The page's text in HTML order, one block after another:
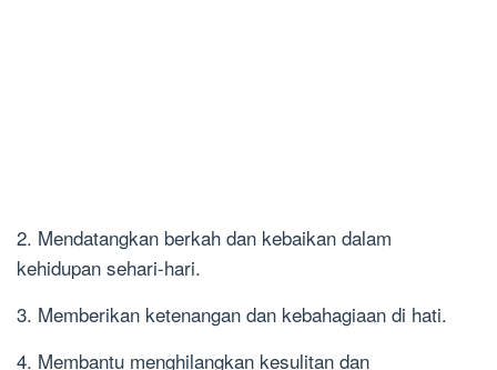
2. Mendatangkan berkah dan kebaikan dalam
kehidupan sehari-hari.
3. Memberikan ketenangan dan kebahagiaan di hati.
4. Membantu menghilangkan kesulitan dan